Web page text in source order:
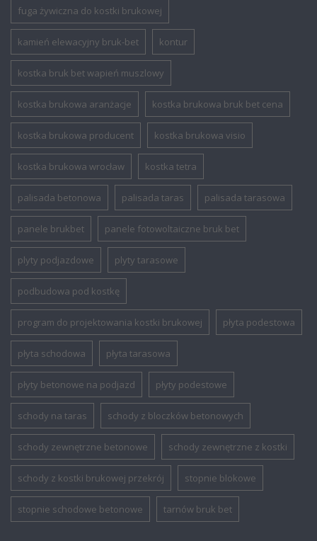
fuga żywiczna do kostki brukowej
kamień elewacyjny bruk-bet kontur
kostka bruk bet wapień muszlowy
kostka brukowa aranżacje kostka brukowa bruk bet cena
kostka brukowa producent kostka brukowa visio
kostka brukowa wrocław kostka tetra
palisada betonowa palisada taras palisada tarasowa
panele brukbet panele fotowoltaiczne bruk bet
plyty podjazdowe plyty tarasowe
podbudowa pod kostkę
program do projektowania kostki brukowej płyta podestowa
płyta schodowa płyta tarasowa
płyty betonowe na podjazd płyty podestowe
schody na taras schody z bloczków betonowych
schody zewnętrzne betonowe schody zewnętrzne z kostki
schody z kostki brukowej przekrój stopnie blokowe
stopnie schodowe betonowe tarnów bruk bet